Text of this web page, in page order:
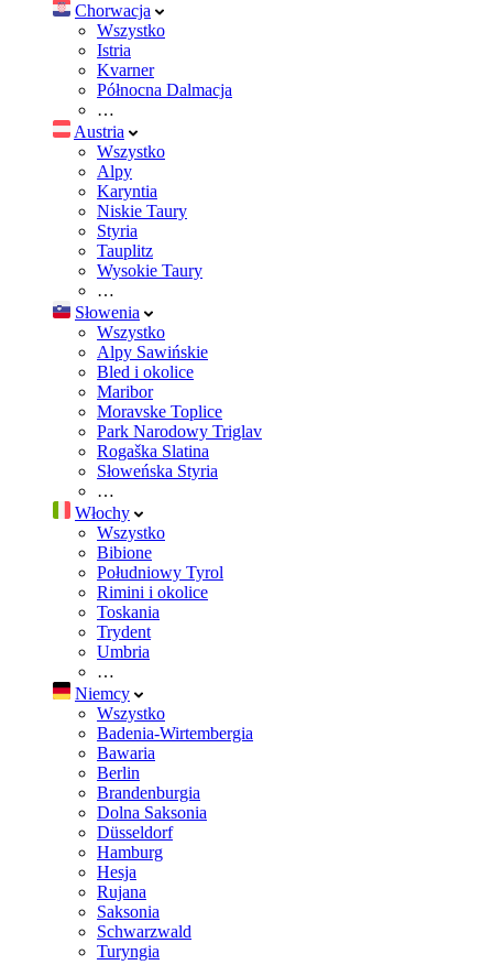
Chorwacja
Wszystko
Istria
Kvarner
Północna Dalmacja
…
Austria
Wszystko
Alpy
Karyntia
Niskie Taury
Styria
Tauplitz
Wysokie Taury
…
Słowenia
Wszystko
Alpy Sawińskie
Bled i okolice
Maribor
Moravske Toplice
Park Narodowy Triglav
Rogaška Slatina
Słoweńska Styria
…
Włochy
Wszystko
Bibione
Południowy Tyrol
Rimini i okolice
Toskania
Trydent
Umbria
…
Niemcy
Wszystko
Badenia-Wirtembergia
Bawaria
Berlin
Brandenburgia
Dolna Saksonia
Düsseldorf
Hamburg
Hesja
Rujana
Saksonia
Schwarzwald
Turyngia